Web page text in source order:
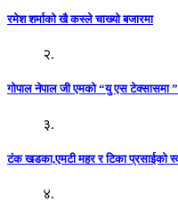
रमेश शर्माको खै कस्ले चाख्यो बजारमा
२.
गोपाल नेपाल जी एमको “यु एस टेक्सासमा ”
३.
टंक खडका,एमटी महर र टिका प्रसाईको
४.